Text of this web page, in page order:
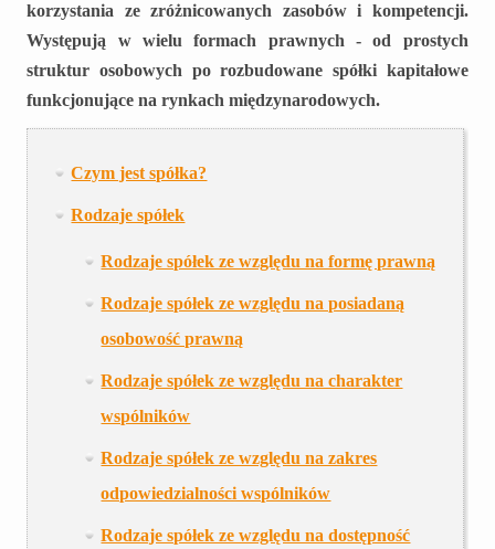
korzystania ze zróżnicowanych zasobów i kompetencji.
Występują w wielu formach prawnych - od prostych
struktur osobowych po rozbudowane spółki kapitałowe
funkcjonujące na rynkach międzynarodowych.
Czym jest spółka?
Rodzaje spółek
Rodzaje spółek ze względu na formę prawną
Rodzaje spółek ze względu na posiadaną
osobowość prawną
Rodzaje spółek ze względu na charakter
wspólników
Rodzaje spółek ze względu na zakres
odpowiedzialności wspólników
Rodzaje spółek ze względu na dostępność